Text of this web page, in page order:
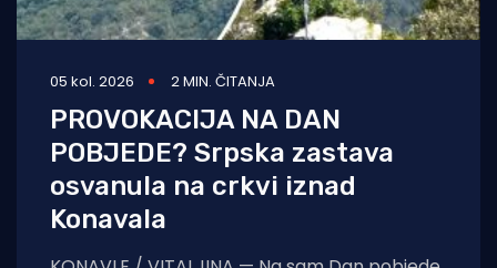
05 kol. 2026 2 MIN. ČITANJA
PROVOKACIJA NA DAN
POBJEDE? Srpska zastava
osvanula na crkvi iznad
Konavala